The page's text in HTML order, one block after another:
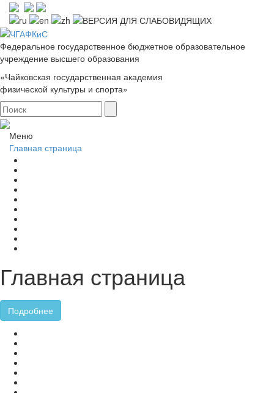
Федеральное государственное бюджетное образовательное
учреждение высшего образования
«Чайковская государственная академия
физической культуры и спорта»
Меню
Главная страница
Главная страница
Подробнее